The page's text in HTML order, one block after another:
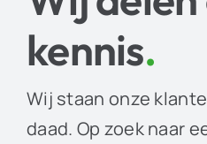
kennis.
Wij staan onze
daad. Op zoek naar